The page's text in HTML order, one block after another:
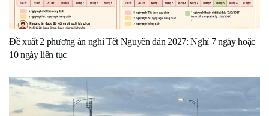
Đề xuất 2 phương án nghỉ Tết Nguyên đán 2027: Nghỉ 7 ngày hoặc
10 ngày liên tục